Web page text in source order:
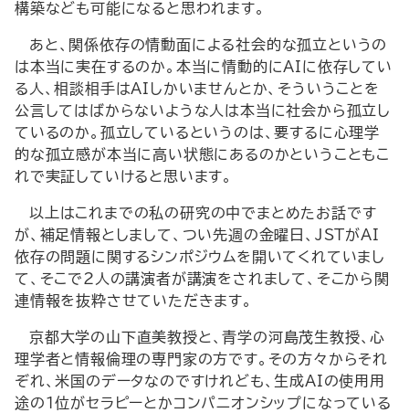
構築なども可能になると思われます。
あと、関係依存の情動面による社会的な孤立というの
は本当に実在するのか。本当に情動的にAIに依存してい
る人、相談相手はAIしかいませんとか、そういうことを
公言してはばからないような人は本当に社会から孤立し
ているのか。孤立しているというのは、要するに心理学
的な孤立感が本当に高い状態にあるのかということもこ
れで実証していけると思います。
以上はこれまでの私の研究の中でまとめたお話です
が、補足情報としまして、つい先週の金曜日、JSTがAI
依存の問題に関するシンポジウムを開いてくれていまし
て、そこで2人の講演者が講演をされまして、そこから関
連情報を抜粋させていただきます。
京都大学の山下直美教授と、青学の河島茂生教授、心
理学者と情報倫理の専門家の方です。その方々からそれ
ぞれ、米国のデータなのですけれども、生成AIの使用用
途の1位がセラピーとかコンパニオンシップになっている